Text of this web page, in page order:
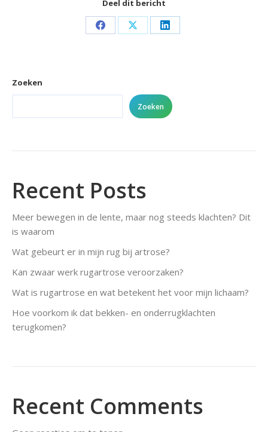
Deel dit bericht
Share Share Share
Zoeken
Zoeken
Recent Posts
Meer bewegen in de lente, maar nog steeds klachten? Dit
is waarom
Wat gebeurt er in mijn rug bij artrose?
Kan zwaar werk rugartrose veroorzaken?
Wat is rugartrose en wat betekent het voor mijn lichaam?
Hoe voorkom ik dat bekken- en onderrugklachten
terugkomen?
Recent Comments